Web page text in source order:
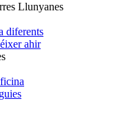
Llunyanes
diferents
ahir